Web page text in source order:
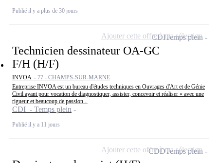
Publié il y a plus de 30 jours
Technicien dessinateur OA-GC
F/H (H/F)
INVOA - 77 - CHAMPS-SUR-MARNE
Entreprise INVOA est un bureau d'études techniques en Ouvrages d'Art et de Génie
Civil ayant pour vocation de diagnostiquer, assister, concevoir et réaliser « avec une
rigueur et beaucoup de passion...
CDI - Temps plein
Publié il y a 11 jours
CDITemps plein
Ajouter cette offre à ma sélection
CDDTemps plein
Ajouter cette offre à ma sélection